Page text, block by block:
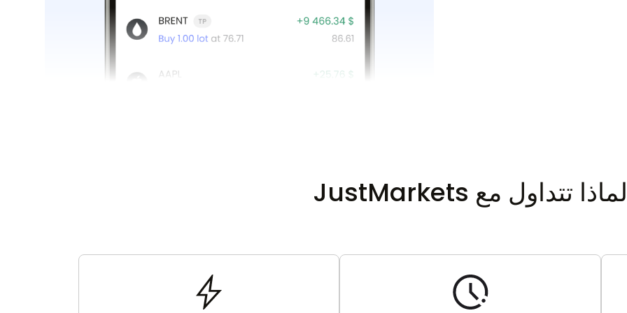
لماذا تتداول مع JustMarkets